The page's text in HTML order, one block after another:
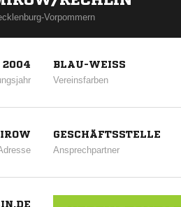
Vorpommern
2004 BLAU-WEISS
Vereinsfarben
GESCHÄFTSSTELLE
Ansprechpartner